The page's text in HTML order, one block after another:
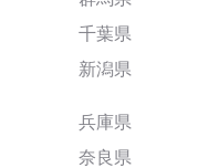
千葉県
新潟県
兵庫県
奈良県